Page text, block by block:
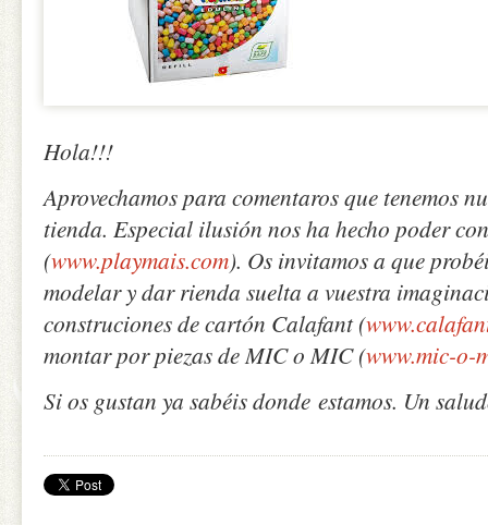
Hola!!!
Aprovechamos para comentaros que tenemos
tienda. Especial ilusión nos ha hecho poder
(www.playmais.com). Os invitamos a que
modelar y dar rienda suelta a vuestra
construciones de cartón Calafant (
montar por piezas de MIC o MIC (www.mic-o-
Si os gustan ya sabéis donde estamos. Un